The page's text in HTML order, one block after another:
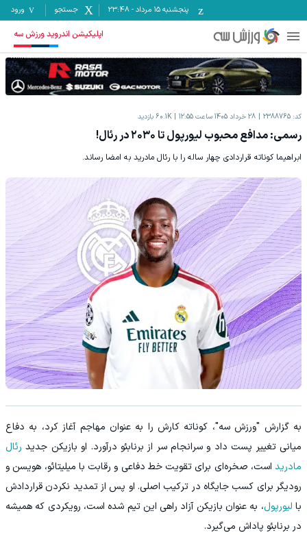
پنجشنبه ۱۵ مرداد -
23:48 جستجو ورود
اپلیکیشن اندروید ورزش سه
کد: 2388765 28 خرداد 1405 ساعت 12:55 60.1K بازدید
رسمی: مدافع محبوب لیورپول تا ۲۰۳۰ در رئال!
ابراهیما کوناته قراردادی چهار ساله را با رئال مادرید به امضا رساند.
به گزارش "ورزش سه"، کوناته کارش را به عنوان مهاجم آغاز کرد، به دفاع
میانی تغییر پست داد و سرانجام سر از برنابئو درآورد. او بازیکن جدید رئال
مادرید است، صخره‌ای برای تقویت خط دفاعی و رقابت با میلیتائو، هویسن و
رودیگر برای کسب جایگاه در ترکیب اصلی. او پس از تمدید نکردن قراردادش
با لیورپول، به عنوان بازیکن آزاد راهی این تیم شده است، رویکردی که همیشه
در برنابئو پاداش می‌گیرد.